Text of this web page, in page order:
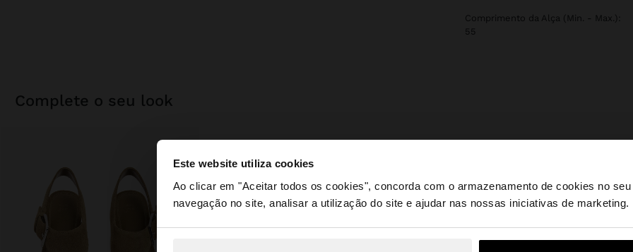
Este website utiliza cookies
Ao clicar em "Aceitar todos os cookies", concorda com o armazenamento de cookies no
navegação no site, analisar a utilização do site e ajudar nas nossas iniciativas de marketing.
olá
Está a aceder ao site a partir de Portugal. Deseja navegar no nosso site
Comprimento da Alça (Min. - Max.):
55
complete o seu look